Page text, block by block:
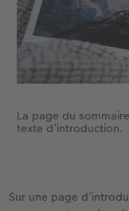
La page du
texte d’introduction.
Sur une page